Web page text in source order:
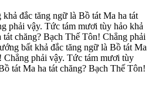
đắc tăng ngữ là Bồ tát Ma ha tát
phải vậy. Tức tám mươi tùy hảo khả
chăng? Bạch Thế Tôn! Chẳng phải
bất khả đắc tăng ngữ là Bồ tát Ma
Chẳng phải vậy. Tức tám mươi tùy
tát Ma ha tát chăng? Bạch Thế Tôn!